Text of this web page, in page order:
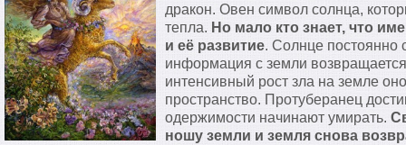
дракон. Овен символ солнца,
тепла. Но мало кто знает, что
и её развитие. Солнце постоянно
информация с земли
интенсивный рост зла на земле
пространство. Протуберанец
одержимости начинают умирать.
ношу земли и земля снова